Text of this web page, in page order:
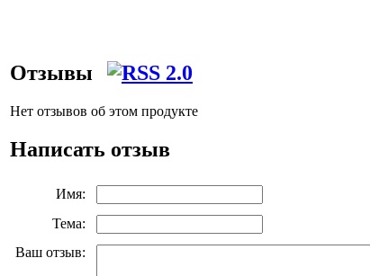
Отзывы
Нет отзывов об этом продукте
Написать отзыв
Имя:
Тема:
Ваш отзыв: